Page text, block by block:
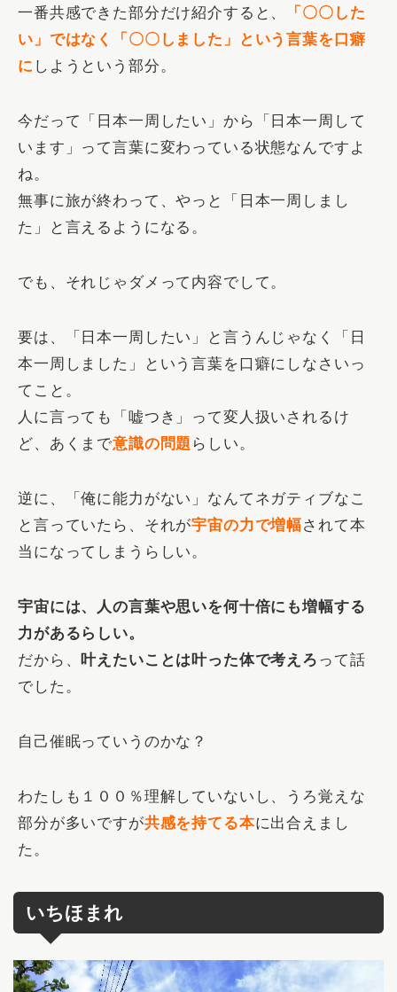
一番共感できた部分だけ紹介すると、
「〇〇した
い」ではなく「〇〇しました」という言葉を口癖
に しようという部分。
今だって「日本一周したい」から「日本一周して
います」って言葉に変わっている状態なんですよ
ね。
無事に旅が終わって、やっと「日本一周しまし
た」と言えるようになる。
でも、それじゃダメって内容でして。
要は、「日本一周したい」と言うんじゃなく「日
本一周しました」という言葉を口癖にしなさいっ
てこと。
人に言っても「嘘つき」って変人扱いされるけ
ど、あくまで意識の問題 らしい。
逆に、「俺に能力がない」なんてネガティブなこ
と言っていたら、それが宇宙の力で増幅されて本
当になってしまうらしい。
宇宙には、人の言葉や思いを何十倍にも増幅する
力があるらしい。
だから、 叶えたいことは叶った体で考えろ って話
でした。
自己催眠っていうのかな？
わたしも１００％理解していないし、うろ覚えな
部分が多いですが共感を持てる本に出合えまし
た。
いちほまれ